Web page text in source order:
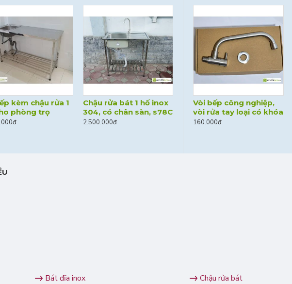
kèm chậu rửa 1
phòng trọ
Chậu rửa bát 1 hố inox
304, có chân sàn, s78C
2.500.000đ
cấp nước nối vòi
dài 40, 60, 80cm
tốt
Dây cấp nước đầu cong
90 độ, inox 304
60.000đ
Vòi bếp công nghiệp,
vòi rửa tay loại có khóa
160.000đ
Bát đĩa inox
Chậu rửa bát